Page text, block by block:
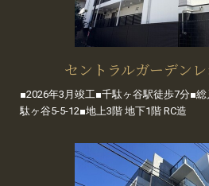
セントラルガーデン
■2026年3月竣工■千駄ヶ谷駅徒歩7分■
駄ヶ谷5-5-12■地上3階 地下1階 RC造